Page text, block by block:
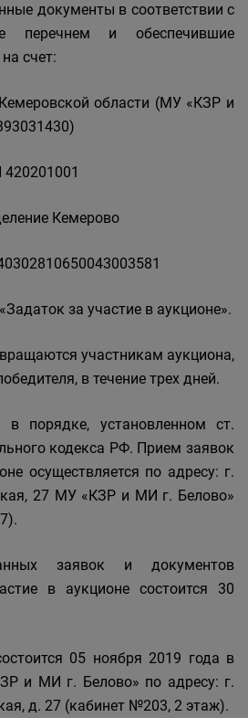
документы в соответствии с
перечнем и обеспечившие
счет:
области (МУ «КЗР и
Кемерово
за участие в аукционе».
участникам аукциона,
в течение трех дней.
в порядке, установленном ст.
кодекса РФ. Прием заявок
осуществляется по адресу: г.
27 МУ «КЗР и МИ г. Белово»
заявок и документов
в аукционе состоится 30
05 ноября 2019 года в
и МИ г. Белово» по адресу: г.
д. 27 (кабинет №203, 2 этаж).